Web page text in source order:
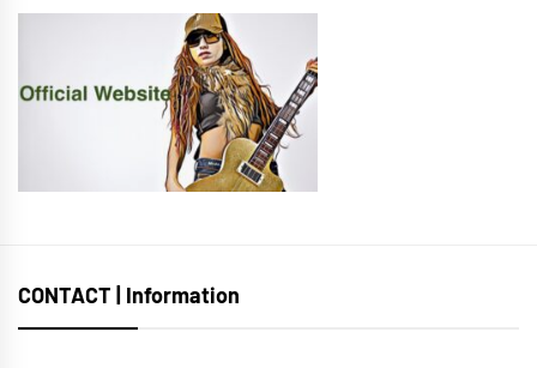
CONTACT | Information